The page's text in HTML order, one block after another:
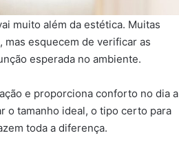
muito além da estética. Muitas
esquecem de verificar as
esperada no ambiente.
e proporciona conforto no dia a
o tamanho ideal, o tipo certo para
toda a diferença.